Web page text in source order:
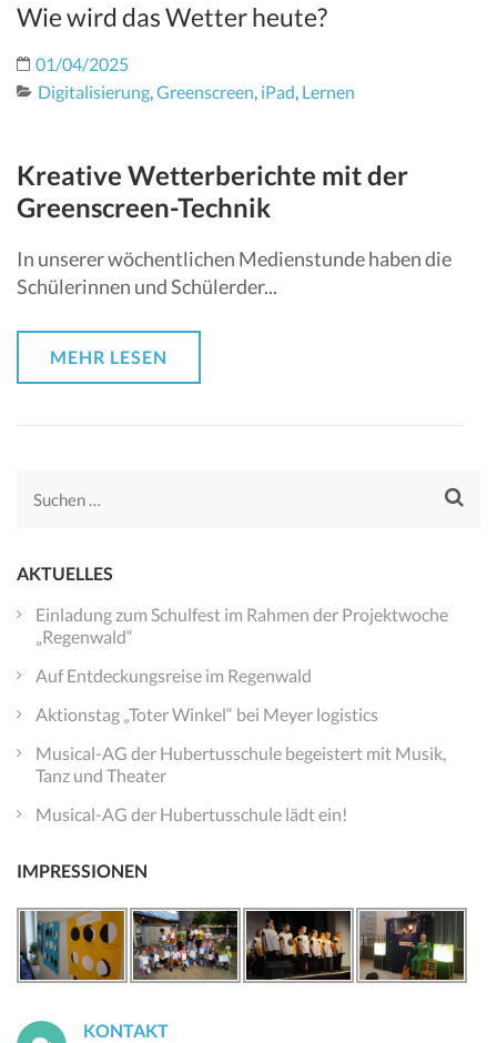
Wie wird das Wetter heute?
01/04/2025
Digitalisierung,Greenscreen, iPad, Lernen
Kreative Wetterberichte mit der
Greenscreen-Technik
In unserer wöchentlichen Medienstunde haben die
Schülerinnen und Schülerder...
MEHR LESEN
Suchen
AKTUELLES
Einladung zum Schulfest im Rahmen der Projektwoche
„Regenwald“
Auf Entdeckungsreise im Regenwald
Aktionstag „Toter Winkel“ bei Meyer logistics
Musical-AG der Hubertusschule begeistert mit Musik,
Tanz und Theater
Musical-AG der Hubertusschule lädt ein!
IMPRESSIONEN
KONTAKT